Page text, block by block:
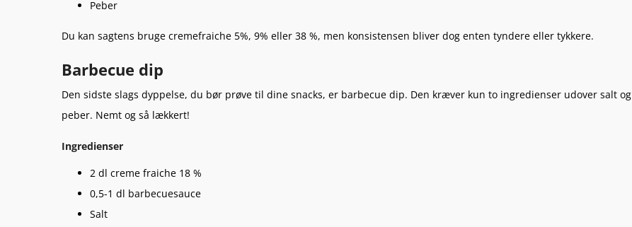
Peber
Du kan sagtens bruge cremefraiche 5%, 9% eller 38 %, men konsistensen bliver dog enten tyndere eller tykkere.
Barbecue dip
Den sidste slags dyppelse, du bør prøve til dine snacks, er barbecue dip. Den kræver kun to ingredienser udover salt og
peber. Nemt og så lækkert!
Ingredienser
2 dl creme fraiche 18 %
0,5-1 dl barbecuesauce
Salt